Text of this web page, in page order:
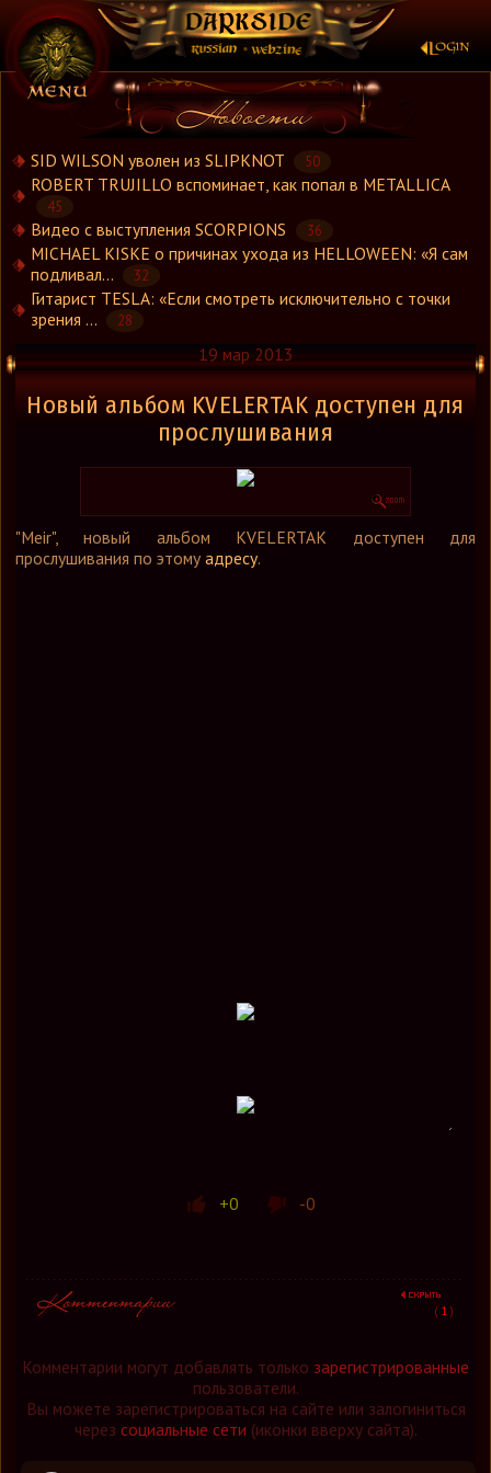
×
Новости
Новости.Рус
Концерты
Группы
Рецензии
Интервью
Стили
Форум
SID WILSON уволен из SLIPKNOT 50
ROBERT TRUJILLO вспоминает, как попал в METALLICA
45
Видео с выступления SCORPIONS 36
MICHAEL KISKE о причинах ухода из HELLOWEEN: «Я сам
подливал...
32
Гитарист TESLA: «Если смотреть исключительно с точки
зрения ...
28
19 мар 2013
Новый альбом KVELERTAK доступен для
прослушивания
"Meir", новый альбом KVELERTAK доступен для
прослушивания по этому адресу.
+0 -0
( 1 )
Комментарии могут добавлять только зарегистрированные
пользователи.
Вы можете зарегистрироваться на сайте или залогиниться
через социальные сети (иконки вверху сайта).